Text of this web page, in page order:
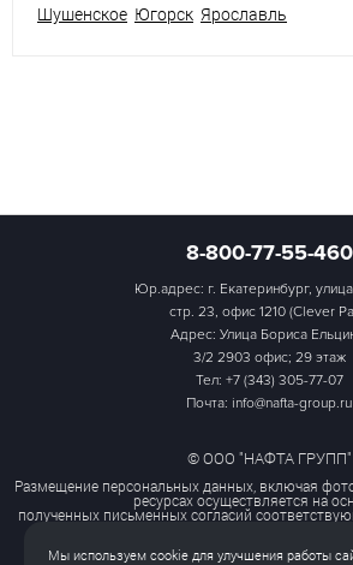
Шушенское Югорск Ярославль
8-800-77-55-460
Юр.адрес: г. Екатеринбург,
стр. 23, офис 1210 (Clever
Адрес: Улица Бориса
3/2 2903 офис; 29 этаж
Тел: +7 (343) 305-77-07
Почта: info@nafta-group.ru
© ООО "НАФТА ГРУПП"
Размещение персональных данных, включая
ресурсах осуществляется на
полученных письменных согласий
этих материалов третьими
Мы используем cookie для улучшения работы